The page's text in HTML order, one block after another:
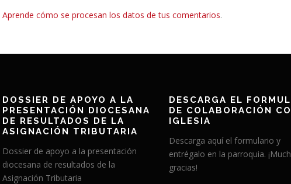
Aprende cómo se procesan los datos de tus comentarios.
DOSSIER DE APOYO A LA
PRESENTACIÓN DIOCESANA
DE RESULTADOS DE LA
ASIGNACIÓN TRIBUTARIA
Dossier de apoyo a la presentación
diocesana de resultados de la
Asignación Tributaria
DESCARGA EL
DE COLABORACIÓN
IGLESIA
Descarga aquí el formulario y
entrégalo en la parroquia.
gracias!